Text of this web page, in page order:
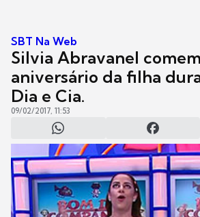
SBT Na Web
Silvia Abravanel
aniversário da filha
Dia e Cia.
09/02/2017, 11:53